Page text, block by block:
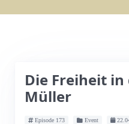
Die Freiheit
Müller
Episode 173 Event